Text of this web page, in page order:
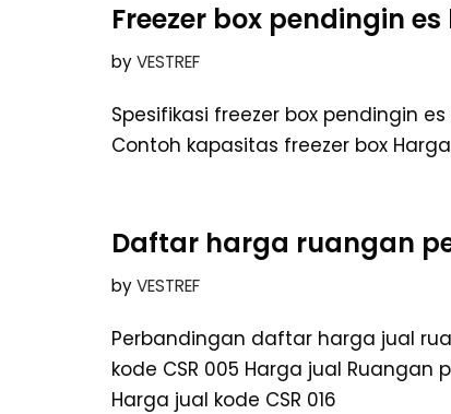
Freezer box pendingin
byVESTREF
Spesifikasi freezer box pendingin
Contoh kapasitas freezer box
Daftar harga ruangan
byVESTREF
Perbandingan daftar harga jual
kode CSR 005 Harga jual Ruangan
Harga jual kode CSR 016